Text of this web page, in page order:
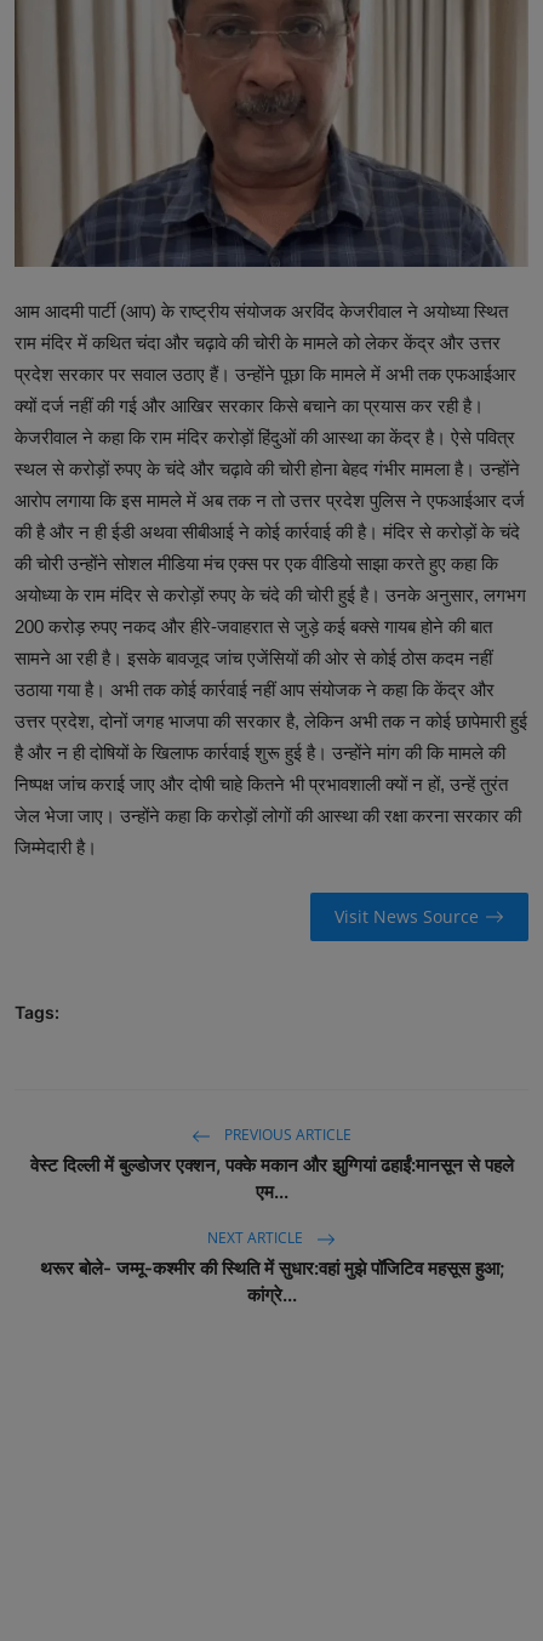
Contact
Gallery
Terms of Service
Privacy Policy
Cookies Policy
आम आदमी पार्टी (आप) के राष्ट्रीय संयोजक अरविंद केजरीवाल ने अयोध्या स्थित
राम मंदिर में कथित चंदा और चढ़ावे की चोरी के मामले को लेकर केंद्र और उत्तर
प्रदेश सरकार पर सवाल उठाए हैं। उन्होंने पूछा कि मामले में अभी तक एफआईआर
क्यों दर्ज नहीं की गई और आखिर सरकार किसे बचाने का प्रयास कर रही है।
केजरीवाल ने कहा कि राम मंदिर करोड़ों हिंदुओं की आस्था का केंद्र है। ऐसे पवित्र
स्थल से करोड़ों रुपए के चंदे और चढ़ावे की चोरी होना बेहद गंभीर मामला है। उन्होंने
आरोप लगाया कि इस मामले में अब तक न तो उत्तर प्रदेश पुलिस ने एफआईआर दर्ज
की है और न ही ईडी अथवा सीबीआई ने कोई कार्रवाई की है। मंदिर से करोड़ों के चंदे
की चोरी उन्होंने सोशल मीडिया मंच एक्स पर एक वीडियो साझा करते हुए कहा कि
अयोध्या के राम मंदिर से करोड़ों रुपए के चंदे की चोरी हुई है। उनके अनुसार, लगभग
200 करोड़ रुपए नकद और हीरे-जवाहरात से जुड़े कई बक्से गायब होने की बात
सामने आ रही है। इसके बावजूद जांच एजेंसियों की ओर से कोई ठोस कदम नहीं
उठाया गया है। अभी तक कोई कार्रवाई नहीं आप संयोजक ने कहा कि केंद्र और
उत्तर प्रदेश, दोनों जगह भाजपा की सरकार है, लेकिन अभी तक न कोई छापेमारी हुई
है और न ही दोषियों के खिलाफ कार्रवाई शुरू हुई है। उन्होंने मांग की कि मामले की
निष्पक्ष जांच कराई जाए और दोषी चाहे कितने भी प्रभावशाली क्यों न हों, उन्हें तुरंत
जेल भेजा जाए। उन्होंने कहा कि करोड़ों लोगों की आस्था की रक्षा करना सरकार की
जिम्मेदारी है।
Visit News Source
Tags:
PREVIOUS ARTICLE
वेस्ट दिल्ली में बुल्डोजर एक्शन, पक्के मकान और झुग्गियां ढहाईं:मानसून से पहले
एम...
NEXT ARTICLE
थरूर बोले- जम्मू-कश्मीर की स्थिति में सुधार:वहां मुझे पॉजिटिव महसूस हुआ;
कांग्रे...